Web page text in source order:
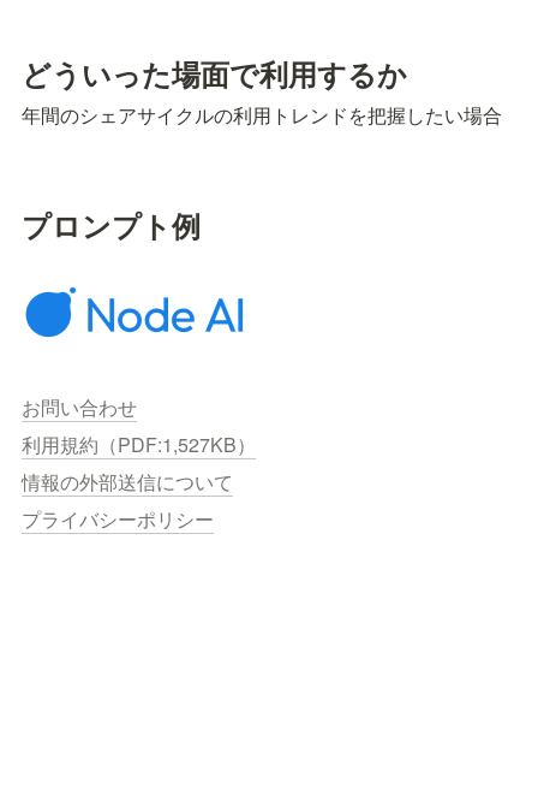
どういった場面で利用するか
年間のシェアサイクルの利用トレンドを把握したい場合
プロンプト例
お問い合わせ
利用規約（PDF:1,527KB）
情報の外部送信について
プライバシーポリシー